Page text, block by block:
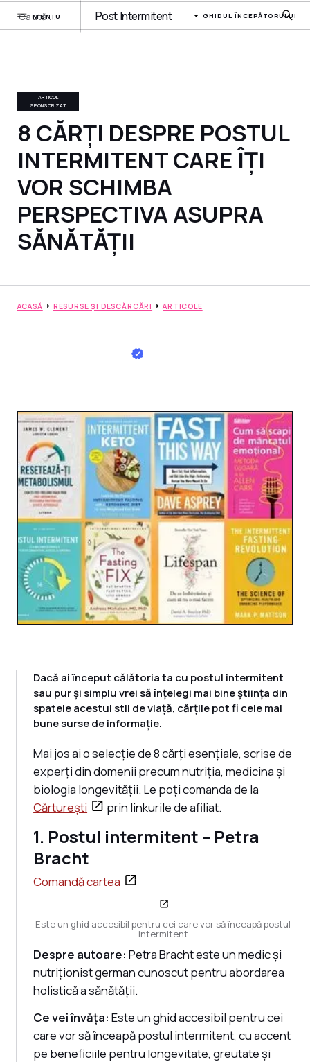
MENIU Post Intermitent GHIDUL ÎNCEPĂTORULUI
ARTICOL
SPONSORIZAT
8 CĂRȚI DESPRE POSTUL
INTERMITENT CARE ÎȚI
VOR SCHIMBA
PERSPECTIVA ASUPRA
SĂNĂTĂȚII
ACASĂ RESURSE ȘI DESCĂRCĂRI ARTICOLE
Dacă ai început călătoria ta cu postul intermitent
sau pur și simplu vrei să înțelegi mai bine știința din
spatele acestui stil de viață, cărțile pot fi cele mai
bune surse de informație.
Mai jos ai o selecție de 8 cărți esențiale, scrise de
experți din domenii precum nutriția, medicina și
biologia longevității. Le poți comanda de la
Cărturești
prin linkurile de afiliat.
1. Postul intermitent – Petra
Bracht
Comandă cartea
Este un ghid accesibil pentru cei care vor să înceapă postul
intermitent
Despre autoare: Petra Bracht este un medic și
nutriționist german cunoscut pentru abordarea
holistică a sănătății.
Ce vei învăța: Este un ghid accesibil pentru cei
care vor să înceapă postul intermitent, cu accent
pe beneficiile pentru longevitate, greutate și